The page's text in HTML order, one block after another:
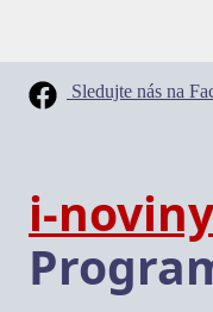
Sledujte nás na
i-